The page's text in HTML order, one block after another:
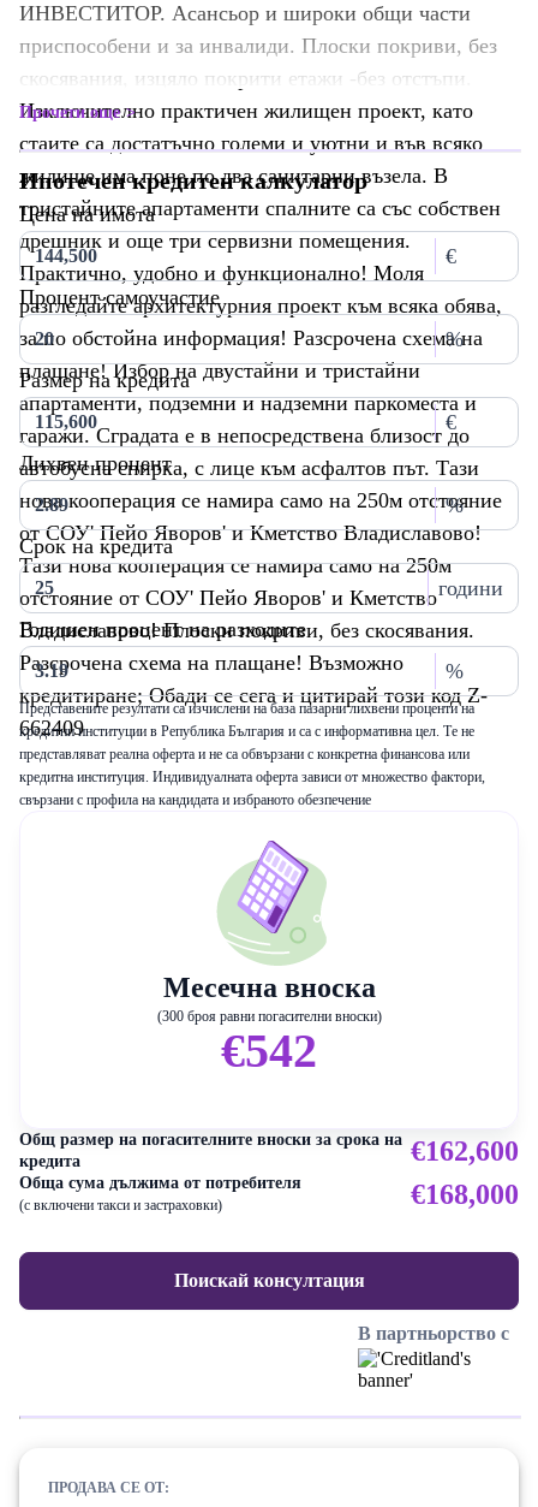
ИНВЕСТИТОР. Асансьор и широки общи части
приспособени и за инвалиди. Плоски покриви, без
скосявания, изцяло покрити етажи -без отстъпи.
Изключително практичен жилищен проект, като
стаите са достатъчно големи и уютни и във всяко
жилище има поне по два санитарни възела. В
тристайните апартаменти спалните са със собствен
дрешник и още три сервизни помещения.
Практично, удобно и функционално! Моля
разгледайте архитектурния проект към всяка обява,
за по обстойна информация! Разсрочена схема на
плащане! Избор на двустайни и тристайни
апартаменти, подземни и надземни паркоместа и
гаражи. Сградата е в непосредствена близост до
автобусна спирка, с лице към асфалтов път. Тази
нова кооперация се намира само на 250м отстояние
от СОУ' Пейо Яворов' и Кметство Владиславово!
Тази нова кооперация се намира само на 250м
отстояние от СОУ' Пейо Яворов' и Кметство
Владиславово! Плоски покриви, без скосявания.
Разсрочена схема на плащане! Възможно
кредитиране; Обади се сега и цитирай този код Z-
662409
Прочети още
Ипотечен кредитен калкулатор
Цена на имота
€
Процент самоучастие
%
Размер на кредита
€
Лихвен процент
%
Срок на кредита
години
Годишен процент на разходите
%
Представените резултати са изчислени на база пазарни лихвени проценти на
кредитни институции в Република България и са с информативна цел. Те не
представляват реална оферта и не са обвързани с конкретна финансова или
кредитна институция. Индивидуалната оферта зависи от множество фактори,
свързани с профила на кандидата и избраното обезпечение
Месечна вноска
(300 броя равни погасителни вноски)
€542
Общ размер на погасителните вноски за срока на
кредита
€162,600
Обща сума дължима от потребителя
(с включени такси и застраховки) €168,000
Поискай консултация
В партньорство с
ПРОДАВА СЕ ОТ: